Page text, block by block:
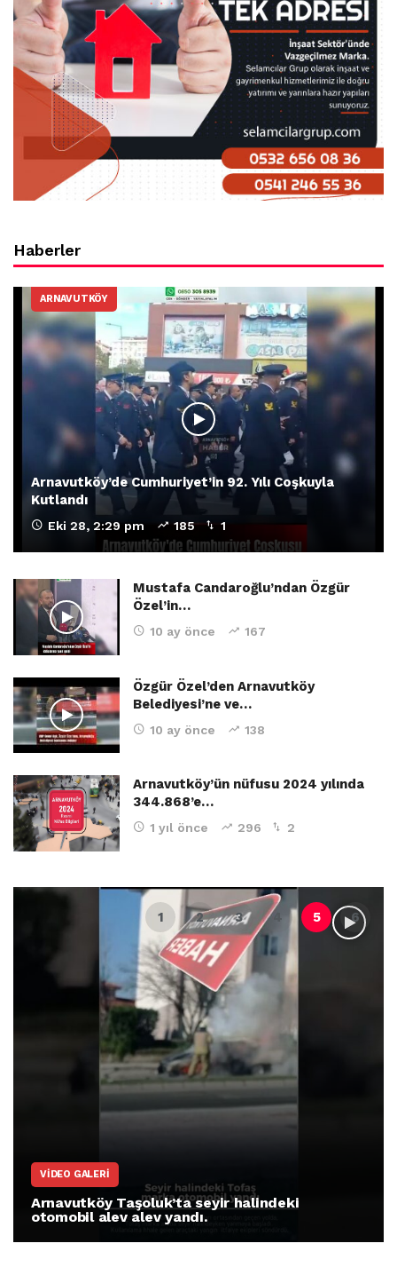
Haberler
ARNAVUTKÖY
Arnavutköy’de Cumhuriyet’in 92. Yılı Coşkuyla
Kutlandı
Eki 28, 2:29 pm 185 1
Mustafa Candaroğlu’ndan Özgür
Özel’in…
10 ay önce 167
Özgür Özel’den Arnavutköy
Belediyesi’ne ve…
10 ay önce 138
Arnavutköy’ün nüfusu 2024 yılında
344.868’e…
1 yıl önce 296 2
VIDEO GALERI
Arnavutköy Taşoluk’ta seyir halindeki
otomobil alev alev yandı.